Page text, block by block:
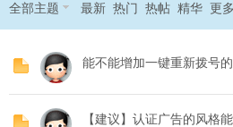
全部主题 最新 热门 热帖 精华 更多
能不能增加一键重新拨号
【建议】认证广告的风格